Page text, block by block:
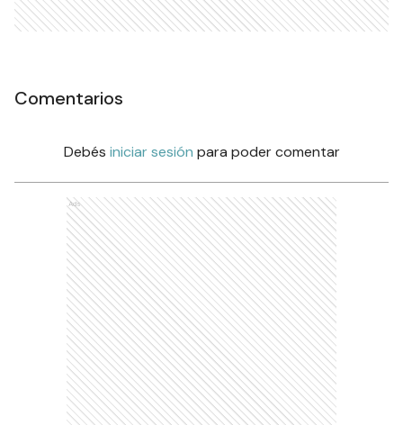
Comentarios
Debés iniciar sesión para poder comentar
Ads